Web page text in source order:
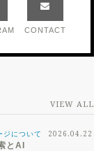
CONTACT
VIEW ALL
ジについて 2026.04.22
とAI